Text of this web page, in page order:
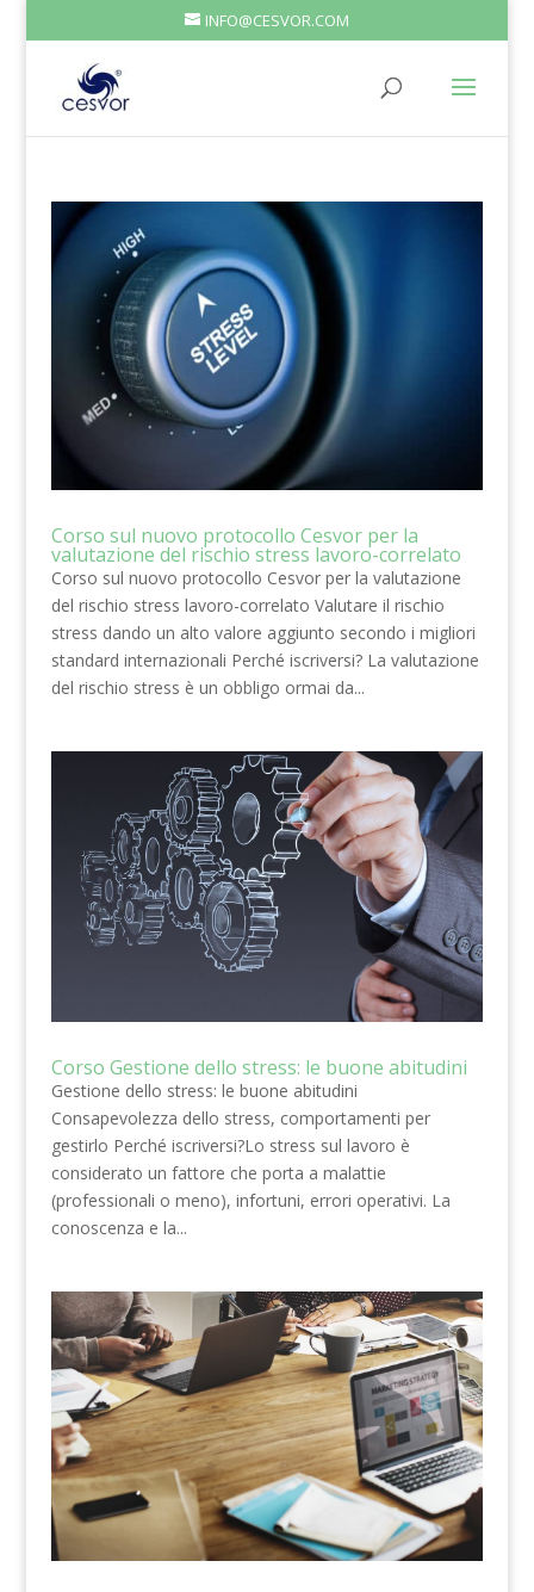
INFO@CESVOR.COM
Corso sul nuovo protocollo Cesvor per la
valutazione del rischio stress lavoro-correlato
Corso sul nuovo protocollo Cesvor per la valutazione
del rischio stress lavoro-correlato Valutare il rischio
stress dando un alto valore aggiunto secondo i migliori
standard internazionali Perché iscriversi? La valutazione
del rischio stress è un obbligo ormai da...
Corso Gestione dello stress: le buone abitudini
Gestione dello stress: le buone abitudini
Consapevolezza dello stress, comportamenti per
gestirlo Perché iscriversi?Lo stress sul lavoro è
considerato un fattore che porta a malattie
(professionali o meno), infortuni, errori operativi. La
conoscenza e la...